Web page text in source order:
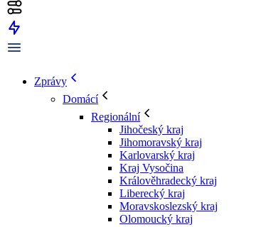
Zprávy
Domácí
Regionální
Jihočeský kraj
Jihomoravský kraj
Karlovarský kraj
Kraj Vysočina
Králověhradecký kraj
Liberecký kraj
Moravskoslezský kraj
Olomoucký kraj